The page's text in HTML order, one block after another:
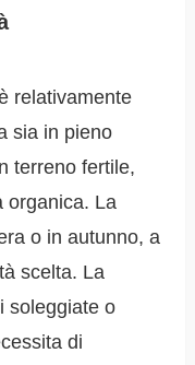
relativamente
sia in pieno
terreno fertile,
organica. La
o in autunno, a
scelta. La
soleggiate o
di